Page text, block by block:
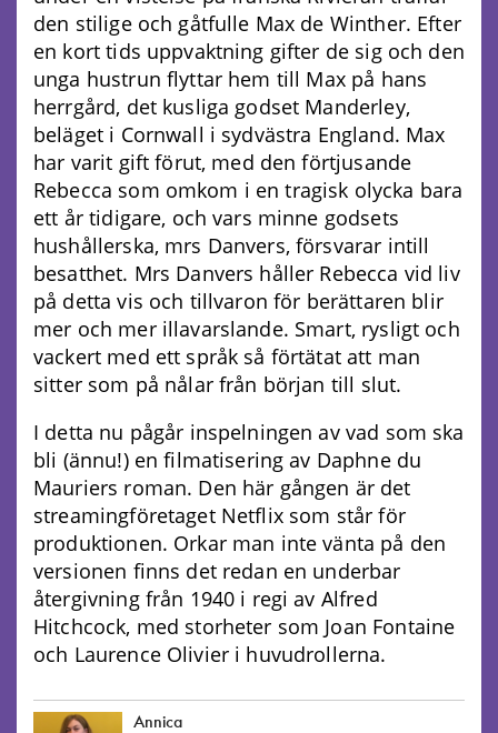
den stilige och gåtfulle Max de Winther. Efter
en kort tids uppvaktning gifter de sig och den
unga hustrun flyttar hem till Max på hans
herrgård, det kusliga godset Manderley,
beläget i Cornwall i sydvästra England. Max
har varit gift förut, med den förtjusande
Rebecca som omkom i en tragisk olycka bara
ett år tidigare, och vars minne godsets
hushållerska, mrs Danvers, försvarar intill
besatthet. Mrs Danvers håller Rebecca vid liv
på detta vis och tillvaron för berättaren blir
mer och mer illavarslande. Smart, rysligt och
vackert med ett språk så förtätat att man
sitter som på nålar från början till slut.
I detta nu pågår inspelningen av vad som ska
bli (ännu!) en filmatisering av Daphne du
Mauriers roman. Den här gången är det
streamingföretaget Netflix som står för
produktionen. Orkar man inte vänta på den
versionen finns det redan en underbar
återgivning från 1940 i regi av Alfred
Hitchcock, med storheter som Joan Fontaine
och Laurence Olivier i huvudrollerna.
Annica